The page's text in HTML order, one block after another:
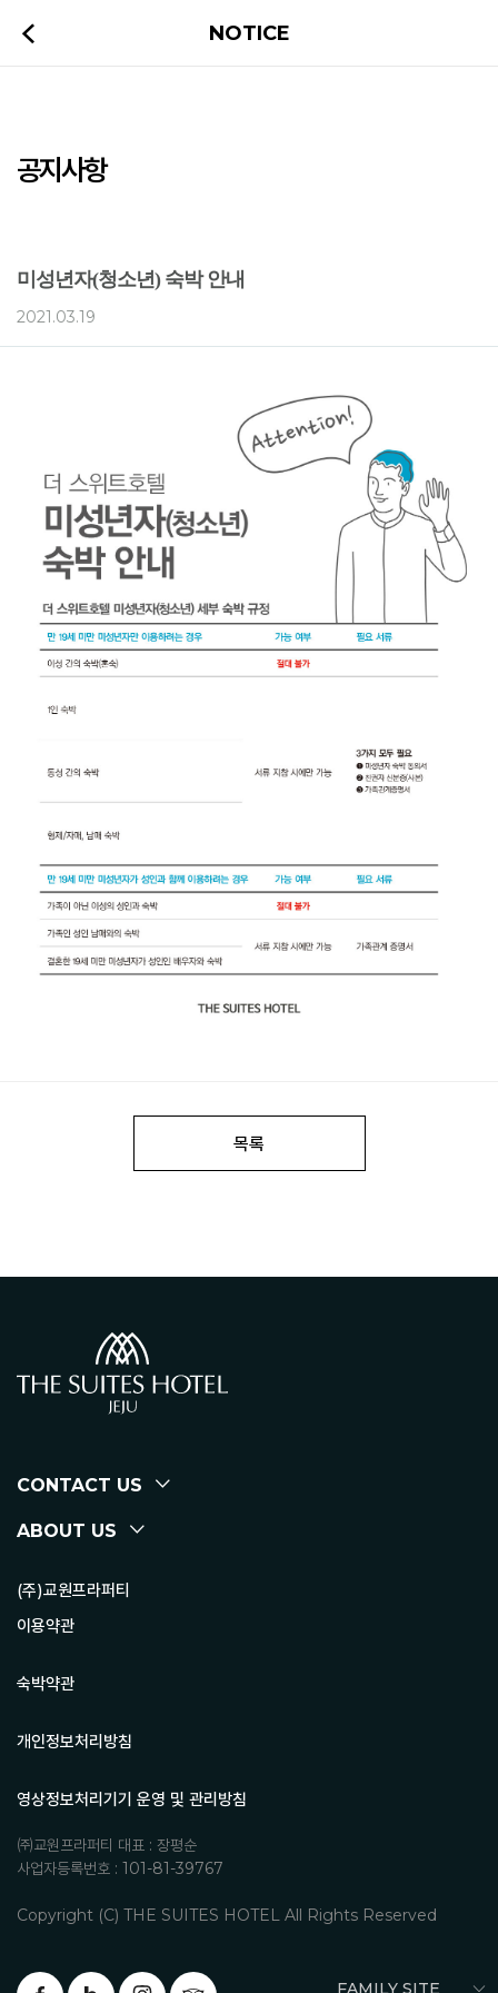
NOTICE
공지사항
미성년자(청소년) 숙박 안내
2021.03.19
목록
CONTACT US
ABOUT US
(주)교원프라퍼티
이용약관
숙박약관
개인정보처리방침
영상정보처리기기 운영 및 관리방침
㈜교원프라퍼티 대표 : 장평순
사업자등록번호 : 101-81-39767
Copyright (C) THE SUITES HOTEL All Rights Reserved
FAMILY SITE